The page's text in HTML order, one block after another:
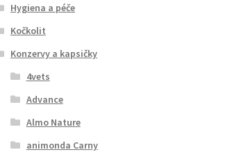
Hygiena a péče
Kočkolit
Konzervy a kapsičky
4vets
Advance
Almo Nature
animonda Carny